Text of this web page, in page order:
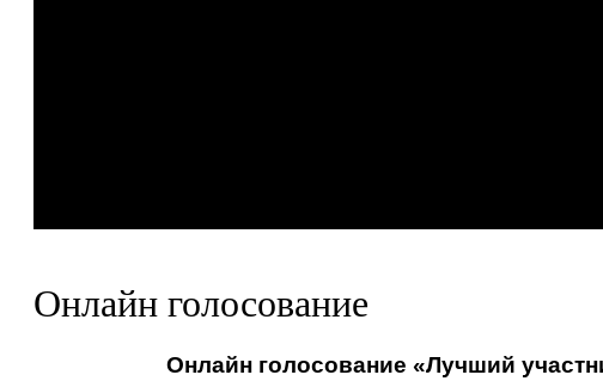
Онлайн голосование
Онлайн голосование «Лучший